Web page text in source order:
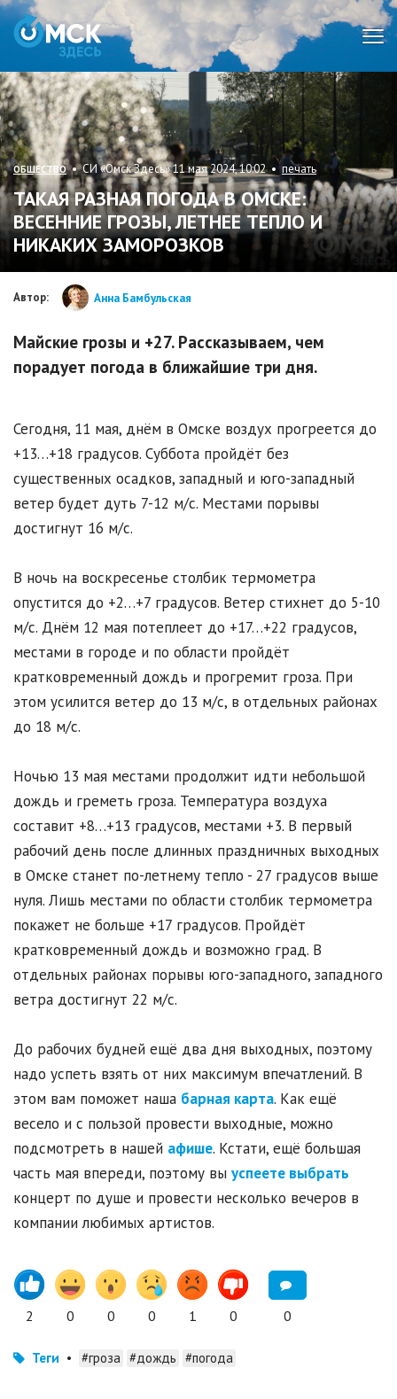
ОБЩЕСТВО• СИ «Омск Здесь» 11 мая 2024, 10:02 • печать
ТАКАЯ РАЗНАЯ ПОГОДА В ОМСКЕ:
ВЕСЕННИЕ ГРОЗЫ, ЛЕТНЕЕ ТЕПЛО И
НИКАКИХ ЗАМОРОЗКОВ
Автор: Анна Бамбульская
Майские грозы и +27. Рассказываем, чем
порадует погода в ближайшие три дня.
Сегодня, 11 мая, днём в Омске воздух прогреется до
+13…+18 градусов. Суббота пройдёт без
существенных осадков, западный и юго-западный
ветер будет дуть 7-12 м/с. Местами порывы
достигнут 16 м/с.
В ночь на воскресенье столбик термометра
опустится до +2…+7 градусов. Ветер стихнет до 5-10
м/с. Днём 12 мая потеплеет до +17…+22 градусов,
местами в городе и по области пройдёт
кратковременный дождь и прогремит гроза. При
этом усилится ветер до 13 м/с, в отдельных районах
до 18 м/с.
Ночью 13 мая местами продолжит идти небольшой
дождь и греметь гроза. Температура воздуха
составит +8…+13 градусов, местами +3. В первый
рабочий день после длинных праздничных выходных
в Омске станет по-летнему тепло - 27 градусов выше
нуля. Лишь местами по области столбик термометра
покажет не больше +17 градусов. Пройдёт
кратковременный дождь и возможно град. В
отдельных районах порывы юго-западного, западного
ветра достигнут 22 м/с.
До рабочих будней ещё два дня выходных, поэтому
надо успеть взять от них максимум впечатлений. В
этом вам поможет наша барная карта. Как ещё
весело и с пользой провести выходные, можно
подсмотреть в нашей афише. Кстати, ещё большая
часть мая впереди, поэтому вы успеете выбрать
концерт по душе и провести несколько вечеров в
компании любимых артистов.
2 0 0 0 1 0 0
Теги • #гроза #дождь #погода